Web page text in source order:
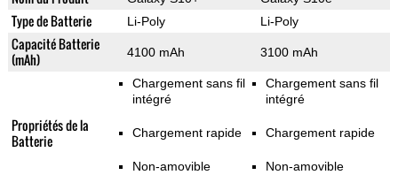
Type de Batterie Li-Poly Li-Poly
Capacité Batterie
(mAh)
4100 mAh 3100 mAh
Propriétés de la
Batterie
Chargement sans fil
intégré
Chargement rapide
Non-amovible
Chargement sans fil
intégré
Chargement rapide
Non-amovible